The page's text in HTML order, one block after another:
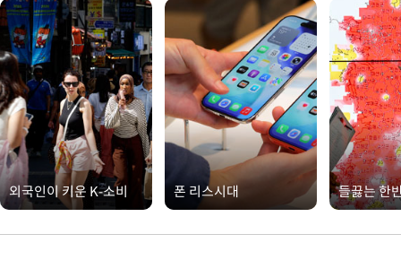
외국인이 키운 K-소비 폰 리스시대 들끓는 한